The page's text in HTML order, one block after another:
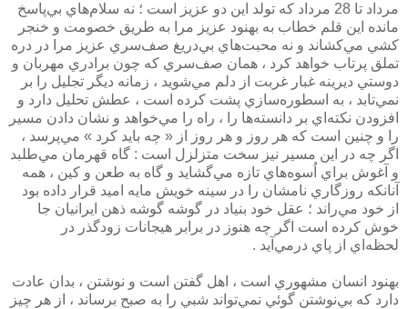
مرداد تا 28 مرداد كه تولد اين دو عزيز است ؛ نه سلام‌هاي بي‌پاسخ
مانده اين قلم خطاب به بهنود عزيز مرا به طريق خصومت و خنجر
كشي مي‌كشاند و نه محبت‌هاي بي‌‌دريغ صف‌سري عزيز مرا در دره
تملق پرتاب خواهد كرد ، همان صف‌سري كه چون برادري مهربان و
دوستي ديرينه غبار غربت از دلم مي‌شويد ، زمانه ديگر تجليل را بر
نمي‌تابد ، به اسطوره‌سازي پشت كرده است ، عطش تحليل دارد و
افزودن نكته‌اي بر دانسته‌ها را ، راه را مي‌خواهد و نشان دادن مسير
را و چنين است كه هر روز و هر روز از « چه بايد كرد » مي‌پرسد ،
اگر چه در اين مسير نيز سخت متزلزل است : گاه قهرمان مي‌طلبد
و آغوش براي اُسوه‌هاي تازه مي‌گشايد و گاه به طعن و كين ، همه
آنانكه روزگاري نامشان را در سينه خويش مايه اميد قرار داده بود
از خود مي‌راند ؛ عقل خود بنياد در گوشه گوشه ذهن ايرانيان جا
خوش كرده است اگر چه هنوز در برابر هيجانات زودگذر در
لحظه‌اي از پاي درمي‌آيد .
بهنود انسان مشهوري است ، اهل گفتن است و نوشتن ، ‌بدان عادت
دارد كه بي‌نوشتن گوئي نمي‌تواند شبي را به صبح برساند ، ‌از هر چيز